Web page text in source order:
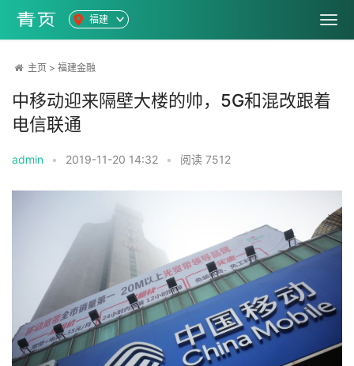
福建
主页 > 福建金融
中移动迎来隔壁大楼的帅，5G和混改跟着
电信联通
admin • 2019-11-20 14:32 • 阅读 7512